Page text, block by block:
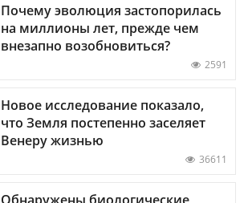
Почему эволюция застопорилась
на миллионы лет, прежде чем
внезапно возобновиться?
2591
Новое исследование показало,
что Земля постепенно заселяет
Венеру жизнью
36611